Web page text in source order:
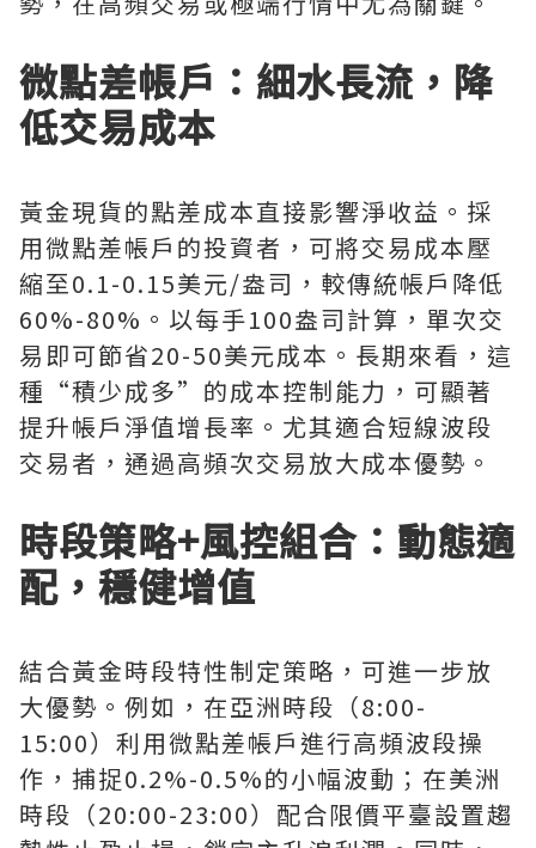
微點差帳戶：細水長流，降
低交易成本
黃金現貨的點差成本直接影響淨收益。採
用微點差帳戶的投資者，可將交易成本壓
縮至0.1-0.15美元/盎司，較傳統帳戶降低
60%-80%。以每手100盎司計算，單次交
易即可節省20-50美元成本。長期來看，這
種“積少成多”的成本控制能力，可顯著
提升帳戶淨值增長率。尤其適合短線波段
交易者，通過高頻次交易放大成本優勢。
時段策略+風控組合：動態適
配，穩健增值
結合黃金時段特性制定策略，可進一步放
大優勢。例如，在亞洲時段（8:00-
15:00）利用微點差帳戶進行高頻波段操
作，捕捉0.2%-0.5%的小幅波動；在美洲
時段（20:00-23:00）配合限價平臺設置趨